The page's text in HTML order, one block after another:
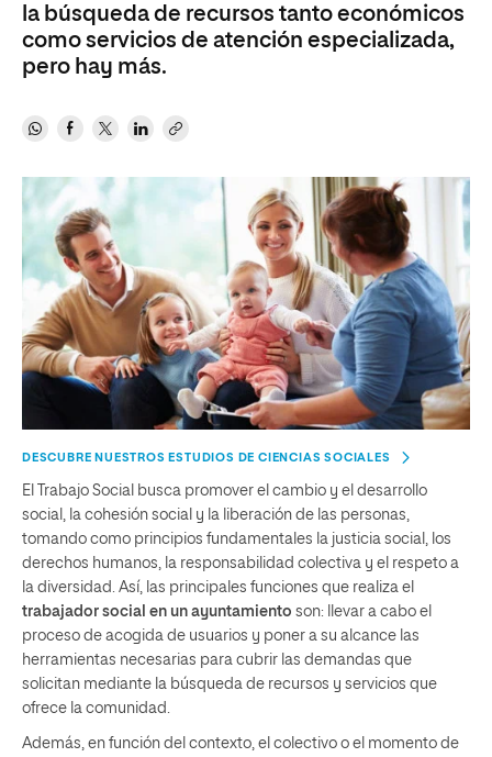
la búsqueda de recursos tanto económicos
como servicios de atención especializada,
pero hay más.
DESCUBRE NUESTROS ESTUDIOS DE CIENCIAS SOCIALES
El Trabajo Social busca promover el cambio y el desarrollo
social, la cohesión social y la liberación de las personas,
tomando como principios fundamentales la justicia social, los
derechos humanos, la responsabilidad colectiva y el respeto a
la diversidad. Así, las principales funciones que realiza el
trabajador social en un ayuntamiento son: llevar a cabo el
proceso de acogida de usuarios y poner a su alcance las
herramientas necesarias para cubrir las demandas que
solicitan mediante la búsqueda de recursos y servicios que
ofrece la comunidad.
Además, en función del contexto, el colectivo o el momento de